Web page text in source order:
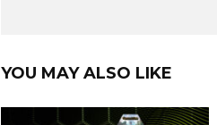
YOU MAY ALSO LIKE